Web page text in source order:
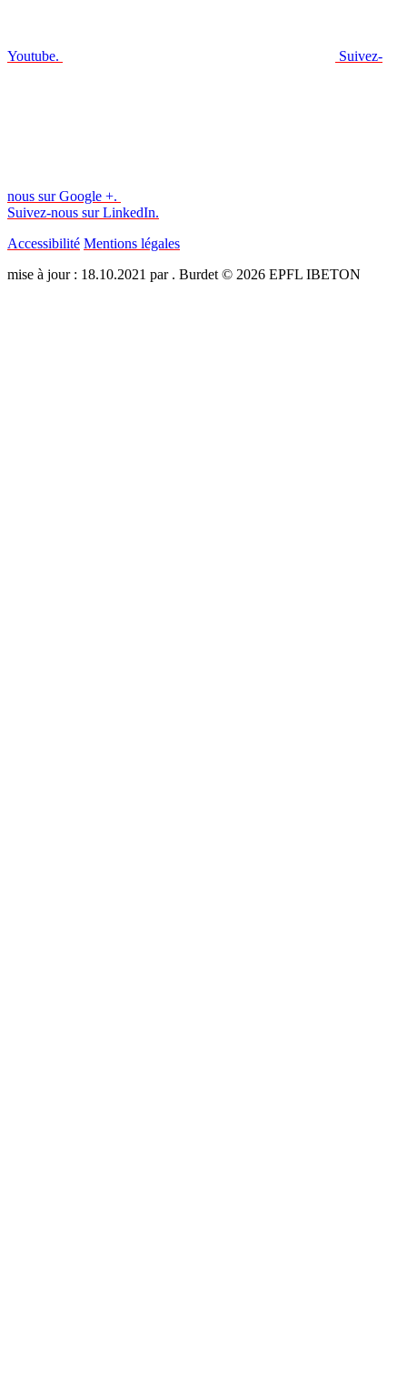
Youtube. Suivez-
nous sur Google +.
Suivez-nous sur LinkedIn.
Accessibilité Mentions légales
mise à jour : 18.10.2021 par . Burdet © 2026 EPFL IBETON